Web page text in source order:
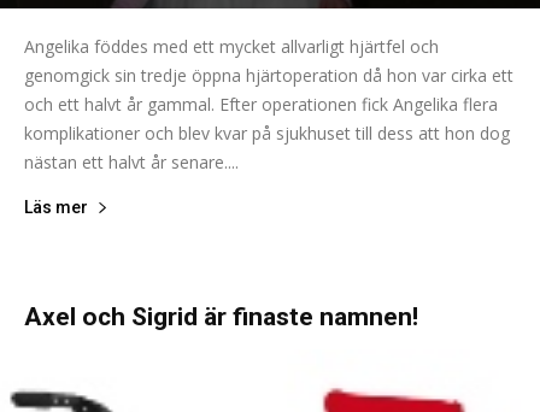
Angelika föddes med ett mycket allvarligt hjärtfel och
genomgick sin tredje öppna hjärtoperation då hon var cirka ett
och ett halvt år gammal. Efter operationen fick Angelika flera
komplikationer och blev kvar på sjukhuset till dess att hon dog
nästan ett halvt år senare....
Läs mer
Axel och Sigrid är finaste namnen!